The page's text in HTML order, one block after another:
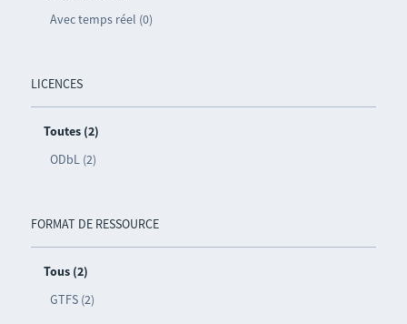
Avec temps réel (0)
LICENCES
Toutes (2)
ODbL (2)
FORMAT DE RESSOURCE
Tous (2)
GTFS (2)